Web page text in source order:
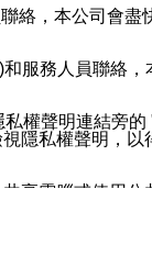
絡，本公司會盡
)和服務人員聯絡，
權聲明連結旁
隱私權聲明，以
享電腦或使用公
子郵件所指示之